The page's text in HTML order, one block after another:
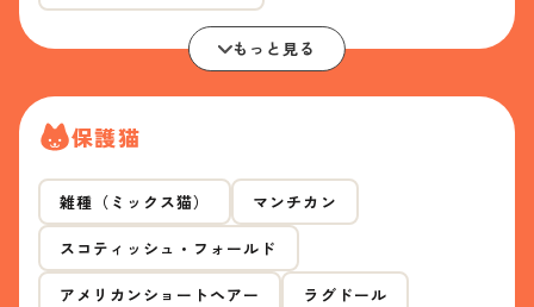
もっと見る
保護猫
雑種（ミックス猫） マンチカン
スコティッシュ・フォールド
アメリカンショートヘアー ラグドール